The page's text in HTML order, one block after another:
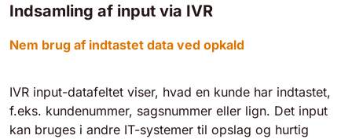
Indsamling af input via IVR
Nem brug af indtastet data ved opkald
IVR input-datafeltet viser, hvad en kunde har indtastet,
f.eks. kundenummer, sagsnummer eller lign. Det input
kan bruges i andre IT-systemer til opslag og hurtig